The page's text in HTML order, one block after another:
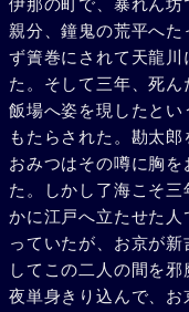
伊那の町で、暴れん
親分、鐘鬼の荒平へ
ず簀巻にされて天龍
た。そして三年、死
飯場へ姿を現したと
もたらされた。勘太
おみつはその噂に胸
た。しかし了海こそ
かに江戸へ立たせた
っていたが、お京が
してこの二人の間を
夜単身きり込んで、